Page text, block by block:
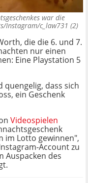
war die
Instagram/c_law731 (2)
die die 6. und 7.
nur einen
Eine Playstation 5
quengelig, dass sich
ein Geschenk
Videospielen
im Lotto gewinnen",
Account zu
Auspacken des